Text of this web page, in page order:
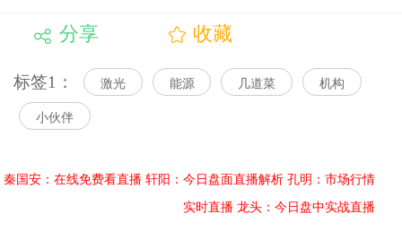
分享 收藏
标签1： 激光 能源 几道菜 机构
小伙伴
秦国安：在线免费看直播 轩阳：今日盘面直播解析 孔明：市场行情
实时直播 龙头：今日盘中实战直播